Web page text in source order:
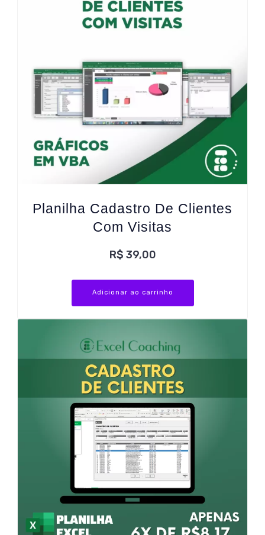
Planilha Cadastro De Clientes
Com Visitas
R$ 39,00
Adicionar ao carrinho